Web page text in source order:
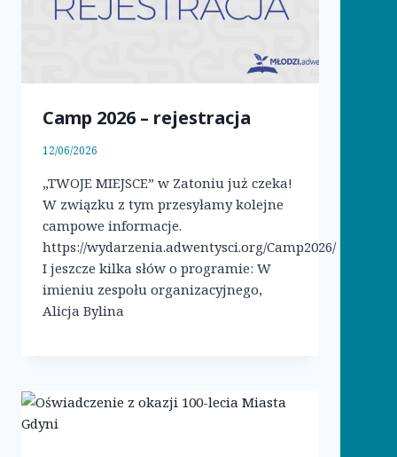
Camp 2026 – rejestracja
12/06/2026
„TWOJE MIEJSCE” w Zatoniu już czeka!
W związku z tym przesyłamy kolejne
campowe informacje.
https://wydarzenia.adwentysci.org/Camp2026/
I jeszcze kilka słów o programie: W
imieniu zespołu organizacyjnego,
Alicja Bylina